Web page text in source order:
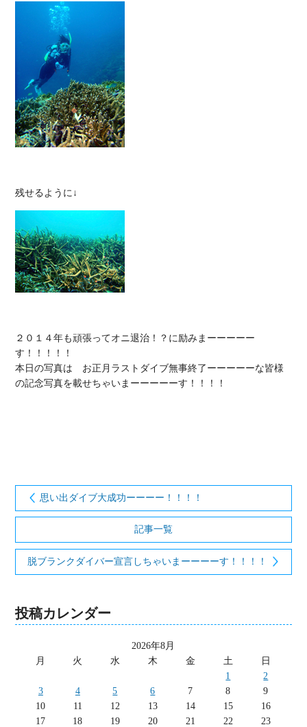
２０１４年も頑張ってオニ退治！？に励みまーーーーー
す！！！！！
本日の写真は　お正月ラストダイブ無事終了ーーーーーな皆様
の記念写真を載せちゃいまーーーーーす！！！！
思い出ダイブ大成功ーーーー！！！！
記事一覧
脱ブランクダイバー宣言しちゃいまーーーーす！！！！
投稿カレンダー
2026年8月
月
火 水 木 金 土
日
1
2
3
4 5 6 7 8
9
10
11 12 13 14 15
16
17
18 19 20 21 22
23